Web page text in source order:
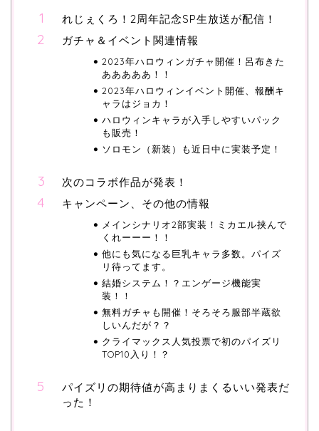
れじぇくろ！2周年記念SP生放送が配信！
ガチャ＆イベント関連情報
2023年ハロウィンガチャ開催！呂布きた
あああああ！！
2023年ハロウィンイベント開催、報酬キ
ャラはジョカ！
ハロウィンキャラが入手しやすいパック
も販売！
ソロモン（新装）も近日中に実装予定！
次のコラボ作品が発表！
キャンペーン、その他の情報
メインシナリオ2部実装！ミカエル挟んで
くれーーー！！
他にも気になる巨乳キャラ多数。パイズ
リ待ってます。
結婚システム！？エンゲージ機能実
装！！
無料ガチャも開催！そろそろ服部半蔵欲
しいんだが？？
クライマックス人気投票で初のパイズリ
TOP10入り！？
パイズリの期待値が高まりまくるいい発表だ
った！